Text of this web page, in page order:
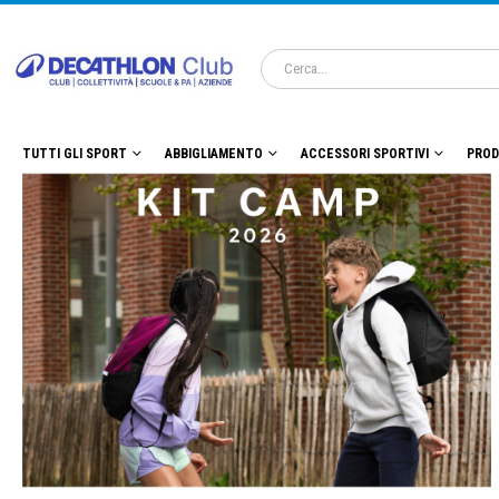
TUTTI GLI SPORT ABBIGLIAMENTO ACCESSORI SPORTIVI